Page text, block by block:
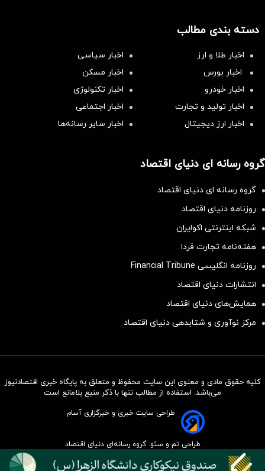
سرمایه‌گذاری همسنگ با شاخص
دسته بندی مطالب
اخبار طلا و ارز
اخبار سیاسی
اخبار بورس
اخبار مسکن
اخبار خودرو
اخبار تکنولوژی
اخبار تولید و تجارت
اخبار اجتماعی
اخبار ارز دیجیتال
اخبار سایر رسانه‌‌ها
گروه رسانه ای دنیای اقتصاد
گروه رسانه ای دنیای اقتصاد
روزنامه دنیای اقتصاد
شبکه اینترنتی اکوایران
هفته‌نامه تجارت فردا
روزنامه انگلیسی Financial Tribune
انتشارات دنیای اقتصاد
همایش‌های دنیای اقتصاد
مرکز نوآوری و شتابدهی دنیای اقتصاد
کلیه حقوق مادی و معنوی این سایت محفوظ و متعلق به پایگاه خبری اقتصادنیوز
می‌باشد. استفاده از مطالب تنها با ذکر منبع بلامانع است
طراحی سایت خبری و خبرگزاری آسام
طراحی تم و سئو: گروه رسانه‌ای دنیای اقتصاد